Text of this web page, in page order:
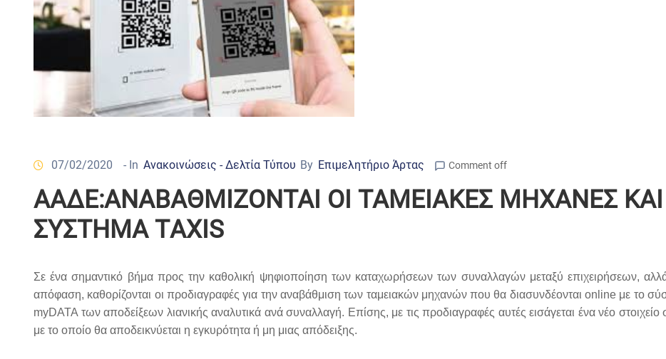
07/02/2020 - In Ανακοινώσεις - Δελτία Τύπου By Επιμελητήριο Άρτας Comment off
ΑΑΔΕ:ΑΝΑΒΑΘΜΙΖΟΝΤΑΙ ΟΙ ΤΑΜΕΙΑΚΕΣ ΜΗΧΑΝΕΣ
ΣΥΣΤΗΜΑ TΑΧΙS
Σε ένα σημαντικό βήμα προς την καθολική ψηφιοποίηση των καταχωρήσεων των συναλλαγών μεταξύ επιχειρήσεων,
απόφαση, καθορίζονται οι προδιαγραφές για την αναβάθμιση των ταμειακών μηχανών που θα διασυνδέονται online με το
myDATA των αποδείξεων λιανικής αναλυτικά ανά συναλλαγή. Επίσης, με τις προδιαγραφές αυτές εισάγεται ένα νέο στοιχείο
με το οποίο θα αποδεικνύεται η εγκυρότητα ή μη μιας απόδειξης.